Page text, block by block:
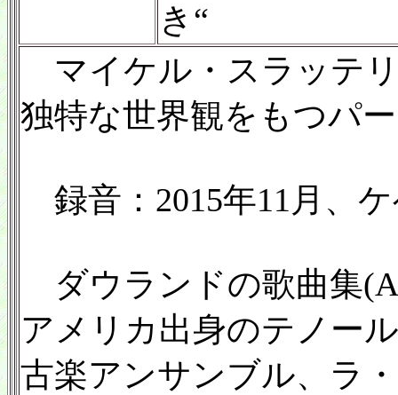
き“
マイケル・スラッテ
独特な世界観をもつパ
録音：2015年11月、
ダウランドの歌曲集
アメリカ出身のテノー
古楽アンサンブル、ラ